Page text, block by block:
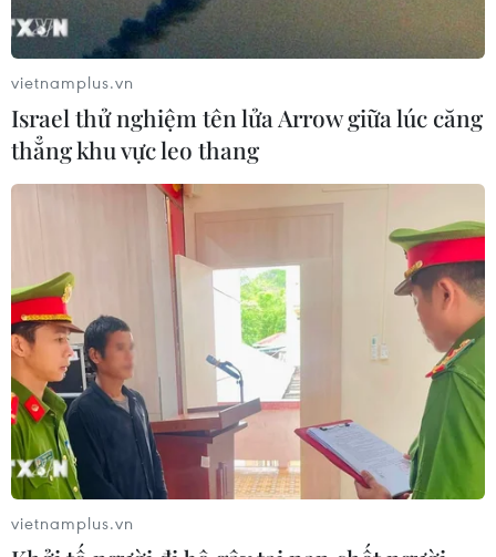
vietnamplus.vn
Israel thử nghiệm tên lửa Arrow giữa lúc căng
thẳng khu vực leo thang
vietnamplus.vn